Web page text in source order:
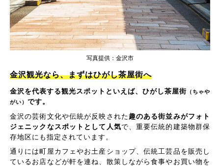
写真提供：金沢市
金沢観光なら、まずはひがし茶屋街へ
金沢を代表する観光スポットといえば、ひがし茶屋街 （ちゃや
がい） です。
金沢の芸術文化や伝統が反映された趣のある街並みがフォト
ジェニックなスポットとして人気で、重要伝統的建築物群保
存地区にも指定されています。
通りには町屋カフェやお土産ショップ、伝統工芸品を販売し
ているお店などが軒を連ね、散策しながら食事やお買い物を